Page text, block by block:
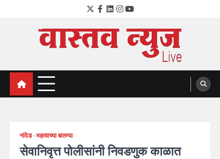
Twitter
Facebook
LinkedIn
Instagram
YouTube
VastavNEWSLive.com
a leading NEWS portal of Maharahstra
नांदेड महत्वाच्या बातम्या
सेवानिवृत्त पोलीसांनी निवडणुक काळात